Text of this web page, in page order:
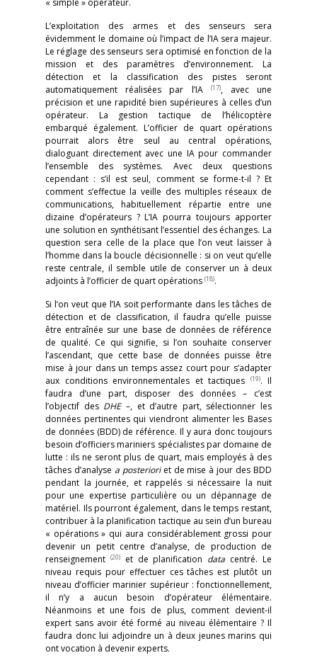
« simple » opérateur.
L’exploitation des armes et des senseurs sera
évidemment le domaine où l’impact de l’IA sera majeur.
Le réglage des senseurs sera optimisé en fonction de la
mission et des paramètres d’environnement. La
détection et la classification des pistes seront
automatiquement réalisées par l’IA
(17), avec une
précision et une rapidité bien supérieures à celles d’un
opérateur. La gestion tactique de l’hélicoptère
embarqué également. L’officier de quart opérations
pourrait alors être seul au central opérations,
dialoguant directement avec une IA pour commander
l’ensemble des systèmes. Avec deux questions
cependant : s’il est seul, comment se forme-t-il ? Et
comment s’effectue la veille des multiples réseaux de
communications, habituellement répartie entre une
dizaine d’opérateurs ? L’IA pourra toujours apporter
une solution en synthétisant l’essentiel des échanges. La
question sera celle de la place que l’on veut laisser à
l’homme dans la boucle décisionnelle : si on veut qu’elle
reste centrale, il semble utile de conserver un à deux
adjoints à l’officier de quart opérations (18).
Si l’on veut que l’IA soit performante dans les tâches de
détection et de classification, il faudra qu’elle puisse
être entraînée sur une base de données de référence
de qualité. Ce qui signifie, si l’on souhaite conserver
l’ascendant, que cette base de données puisse être
mise à jour dans un temps assez court pour s’adapter
aux conditions environnementales et tactiques
(19). Il
faudra d’une part, disposer des données – c’est
l’objectif des DHE–, et d’autre part, sélectionner les
données pertinentes qui viendront alimenter les Bases
de données (BDD) de référence. Il y aura donc toujours
besoin d’officiers mariniers spécialistes par domaine de
lutte : ils ne seront plus de quart, mais employés à des
tâches d’analyse a posterioriet de mise à jour des BDD
pendant la journée, et rappelés si nécessaire la nuit
pour une expertise particulière ou un dépannage de
matériel. Ils pourront également, dans le temps restant,
contribuer à la planification tactique au sein d’un bureau
« opérations » qui aura considérablement grossi pour
devenir un petit centre d’analyse, de production de
renseignement (20)et de planification data centré. Le
niveau requis pour effectuer ces tâches est plutôt un
niveau d’officier marinier supérieur : fonctionnellement,
il n’y a aucun besoin d’opérateur élémentaire.
Néanmoins et une fois de plus, comment devient-il
expert sans avoir été formé au niveau élémentaire ? Il
faudra donc lui adjoindre un à deux jeunes marins qui
ont vocation à devenir experts.